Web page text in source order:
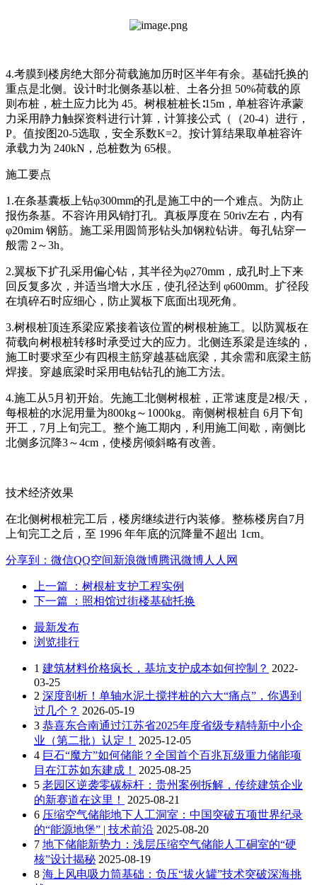
4.考膜到楼房绝大部分荷载施加历时区半年有余。基础托换的
重点是北侧。设计时北侧条基以桩、土各分担 50%荷载的原
则布桩，桩土应力比为 45。树根桩桩长∶15m，单桩容许承蒙
力采用静力触探资料进行计算，计算接公式（（20-4）进行，
P。值按图20-5选取，安全系数K=2。按计算结果取单桩容许
承载力为 240kN，总桩数为 65根。
施工要点
1.在条基囊板上钻φ300mm的孔是施工中的一个难点。为防止
报伤条基。不容许用风销打孔。真板厚度在 50riv左右，内有
φ20mim 钢筋。施工采用圆筒形钻头加钢粒钻讲。每孔钻穿一
般需 2～3h。
2.翼板下扩孔采用偏心钻，其半径为φ270mm，成孔时上下来
回反复多次，并适当增大水压，使孔径达到 φ600mm。扩径段
在填碎石时应细心，防止翼板下底面出现死角。
3.树根桩顶连系梁应紧接着该位置的树根桩施工。以防翼板在
荷载向树根桩转移时承受过大的应力。北侧连系梁是连续的，
施工时要求至少有四根主筋穿越基础底梁，其余需和底梁主筋
焊接。穿越底梁时采用电钻钻孔的施工方法。
4.施工从5月初开始。先施工北侧树根桩，正常速度是2根/天，
每根桩的水泥用量为800kg～1000kg。南侧树根桩自 6月下旬
开工，7月上旬完工。整个施工期内，利用施工间歇，南侧比
北侧多沉降3～4cm，使楼房倾斜略有改善。
技术经济效果
在北侧树根桩完工后，楼房继续进行内装修。整栋楼房自7月
上旬完工之后，至 1996 年年底的沉降量不超出 1cm。
分享到： 微信QQ空间新浪微博腾讯微博人人网
上一篇
：树根桩支护工程实例
下一篇
：照相馆过街楼基础托换
最新发布
浏览排行
1 建筑材料价格疯长，基坑支护成本如何控制？ 2022-
03-25
2 深度剖析！单轴水泥土搅拌桩的六大“痛点”，你遇到
过几个？ 2026-05-19
3 恭喜东合南通过江苏省2025年度省级专精特新中小企
业（第二批）认定！
2025-12-05
4 巨石“魔方”如何储能？全国首个百兆瓦级重力储能项
目在江苏如东建成！
2025-08-25
5 老园区逆袭零碳标杆：贵州案例拆解，传统建筑企业
的新赛道在这里！
2025-08-21
6 压缩空气储能地下人工洞室：中国突破五项世界纪录
的“能源地堡” | 技术前沿 2025-08-20
7 地下储能新势力：浅层压缩空气储能人工硐室的“硬
核”设计揭秘 2025-08-19
8 海上风电吸力筒基础：负压“拔火罐”技术突破深海挑